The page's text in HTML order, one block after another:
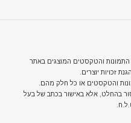
התמונות והטקסטים המוצגים באתר
זכויות יוצרים.
והטקסטים או כל חלק מהם.
בהחלט, אלא באישור בכתב של בעל